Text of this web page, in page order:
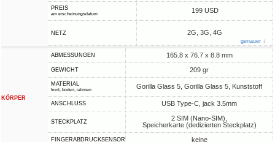
PREIS
am erscheinungsdatum 199 USD
NETZ 2G, 3G, 4G
genauer ↓
KÖRPER
ABMESSUNGEN 165.8 x 76.7 x 8.8 mm
GEWICHT 209 gr
MATERIAL
front, boden, rahmen Gorilla Glass 5, Gorilla Glass 5, Kunststoff
ANSCHLUSS USB Type-C, jack 3.5mm
STECKPLATZ
2 SIM (Nano-SIM),
Speicherkarte (dedizierten Steckplatz)
FINGERABDRUCKSENSOR keine